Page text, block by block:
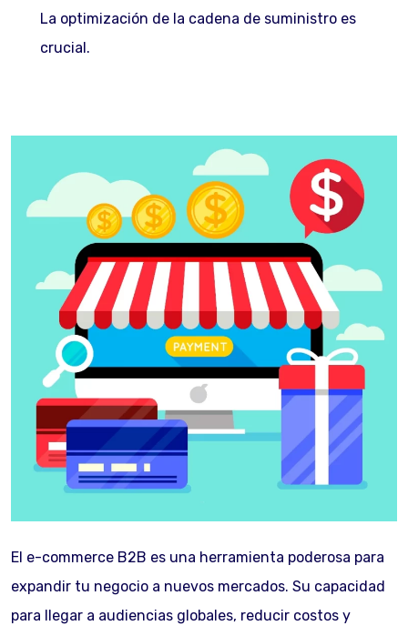
La optimización de la cadena de suministro es
crucial.
El e-commerce B2B es una herramienta poderosa para
expandir tu negocio a nuevos mercados. Su capacidad
para llegar a audiencias globales, reducir costos y